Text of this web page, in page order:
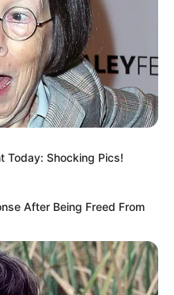
Today: Shocking Pics!
After Being Freed From